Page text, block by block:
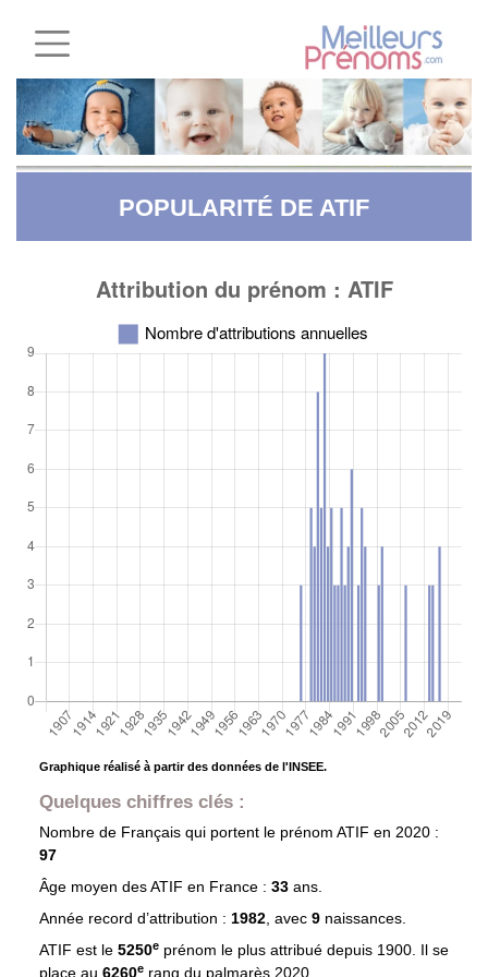
POPULARITÉ DE ATIF
Graphique réalisé à partir des données de l'INSEE.
Quelques chiffres clés :
Nombre de Français qui portent le prénom ATIF en 2020 :
97
Âge moyen desATIF en France : 33 ans.
Année record d’attribution : 1982, avec 9 naissances.
ATIF est le 5250eprénom le plus attribué depuis 1900. Il se
place au 6260e rang du palmarès 2020.